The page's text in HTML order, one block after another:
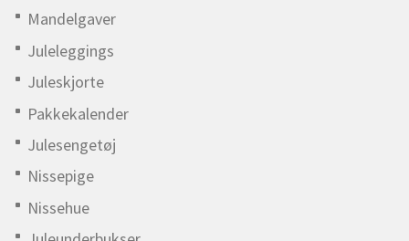
Mandelgaver
Juleleggings
Juleskjorte
Pakkekalender
Julesengetøj
Nissepige
Nissehue